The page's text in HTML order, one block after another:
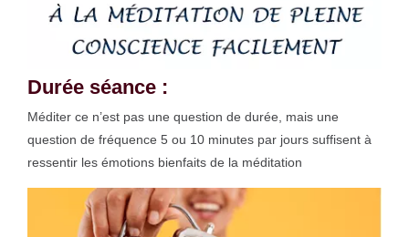
Durée séance :
Méditer ce n’est pas une question de durée, mais une
question de fréquence 5 ou 10 minutes par jours suffisent à
ressentir les émotions bienfaits de la méditation